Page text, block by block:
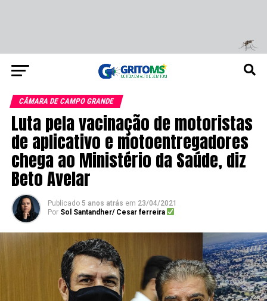
CÂMARA DE CAMPO GRANDE
Luta pela vacinação de motoristas
de aplicativo e motoentregadores
chega ao Ministério da Saúde, diz
Beto Avelar
Publicado 5 anos atrás em 23/04/2021
Por Sol Santandher/ Cesar ferreira